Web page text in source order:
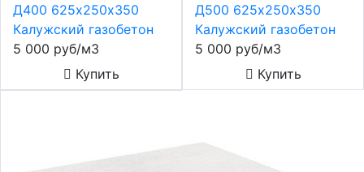
Д400 625х250х350
Калужский газобетон
5 000 руб/м3
Купить
Д500 625х250х350
Калужский газобетон
5 000 руб/м3
Купить